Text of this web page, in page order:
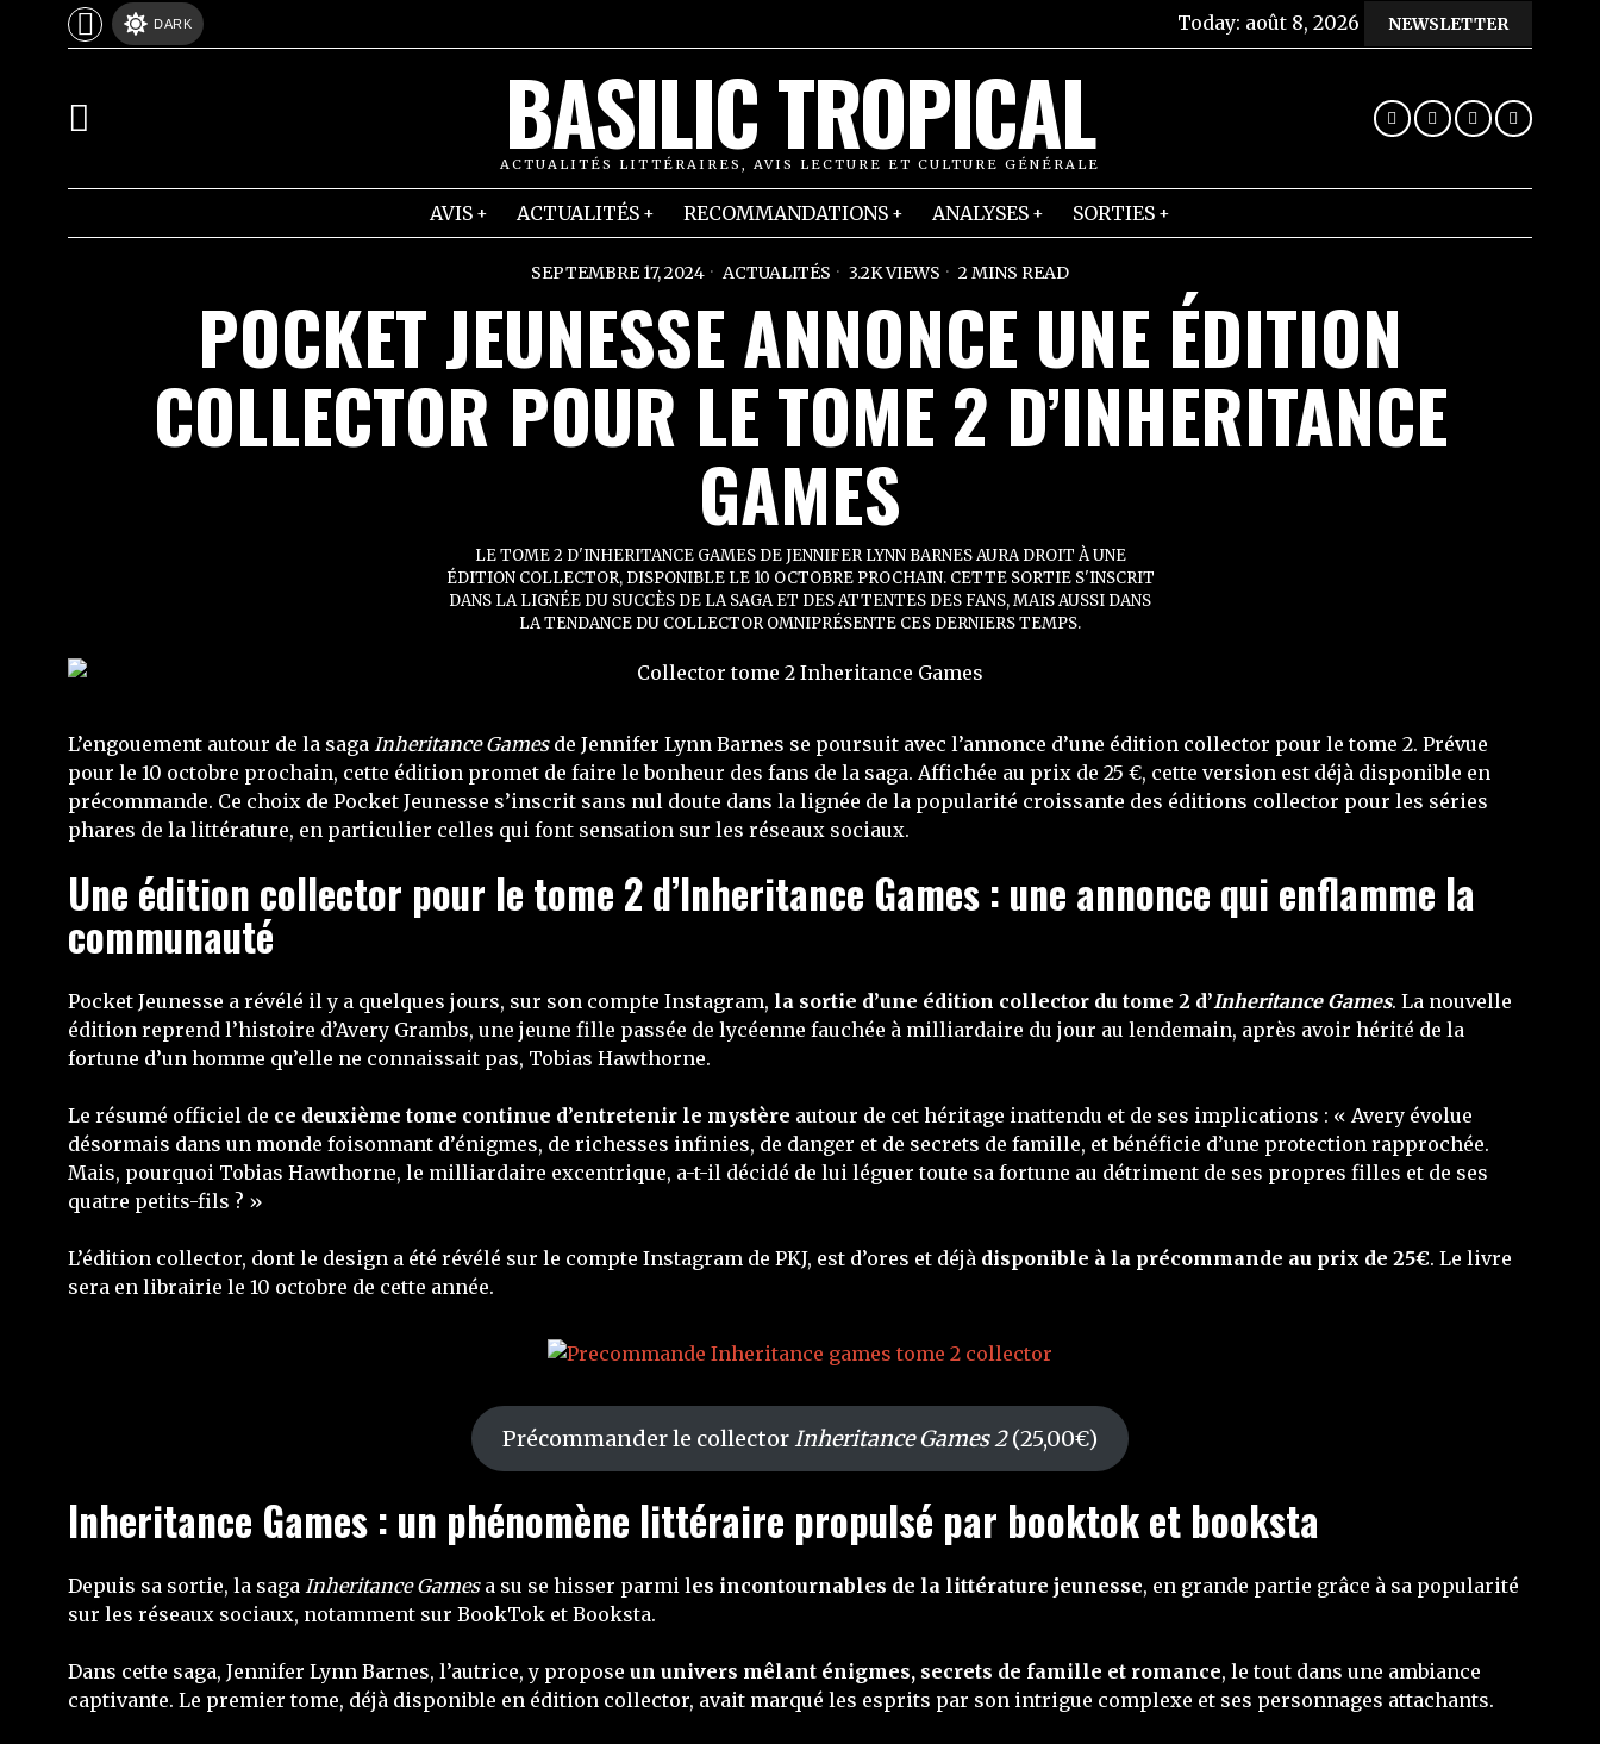
DARK Today: août 8, 2026 NEWSLETTER
BASILIC TROPICAL
ACTUALITÉS LITTÉRAIRES, AVIS LECTURE ET CULTURE GÉNÉRALE
AVIS ACTUALITÉS RECOMMANDATIONS ANALYSES SORTIES
SEPTEMBRE 17, 2024 ACTUALITÉS 3.2K VIEWS 2 MINS READ
POCKET JEUNESSE ANNONCE UNE ÉDITION
COLLECTOR POUR LE TOME 2 D’INHERITANCE
GAMES
LE TOME 2 D'INHERITANCE GAMES DE JENNIFER LYNN BARNES AURA DROIT À UNE
ÉDITION COLLECTOR, DISPONIBLE LE 10 OCTOBRE PROCHAIN. CETTE SORTIE S'INSCRIT
DANS LA LIGNÉE DU SUCCÈS DE LA SAGA ET DES ATTENTES DES FANS, MAIS AUSSI DANS
LA TENDANCE DU COLLECTOR OMNIPRÉSENTE CES DERNIERS TEMPS.
L’engouement autour de la saga Inheritance Gamesde Jennifer Lynn Barnes se poursuit avec l’annonce d’une édition collector pour le tome 2. Prévue
pour le 10 octobre prochain, cette édition promet de faire le bonheur des fans de la saga. Affichée au prix de 25 €, cette version est déjà disponible en
précommande. Ce choix de Pocket Jeunesse s’inscrit sans nul doute dans la lignée de la popularité croissante des éditions collector pour les séries
phares de la littérature, en particulier celles qui font sensation sur les réseaux sociaux.
Une édition collector pour le tome 2 d’Inheritance Games : une annonce qui enflamme la
communauté
Pocket Jeunesse a révélé il y a quelques jours, sur son compte Instagram, la sortie d’une édition collector du tome 2 d’Inheritance Games. La nouvelle
édition reprend l’histoire d’Avery Grambs, une jeune fille passée de lycéenne fauchée à milliardaire du jour au lendemain, après avoir hérité de la
fortune d’un homme qu’elle ne connaissait pas, Tobias Hawthorne.
Le résumé officiel de ce deuxième tome continue d’entretenir le mystère autour de cet héritage inattendu et de ses implications : « Avery évolue
désormais dans un monde foisonnant d’énigmes, de richesses infinies, de danger et de secrets de famille, et bénéficie d’une protection rapprochée.
Mais, pourquoi Tobias Hawthorne, le milliardaire excentrique, a-t-il décidé de lui léguer toute sa fortune au détriment de ses propres filles et de ses
quatre petits-fils ? »
L’édition collector, dont le design a été révélé sur le compte Instagram de PKJ, est d’ores et déjà disponible à la précommande au prix de 25€. Le livre
sera en librairie le 10 octobre de cette année.
Précommander le collectorInheritance Games 2(25,00€)
Inheritance Games : un phénomène littéraire propulsé par booktok et booksta
Depuis sa sortie, la saga Inheritance Gamesa su se hisser parmi les incontournables de la littérature jeunesse, en grande partie grâce à sa popularité
sur les réseaux sociaux, notamment sur BookTok et Booksta.
Dans cette saga, Jennifer Lynn Barnes, l’autrice, y propose un univers mêlant énigmes, secrets de famille et romance, le tout dans une ambiance
captivante. Le premier tome, déjà disponible en édition collector, avait marqué les esprits par son intrigue complexe et ses personnages attachants.